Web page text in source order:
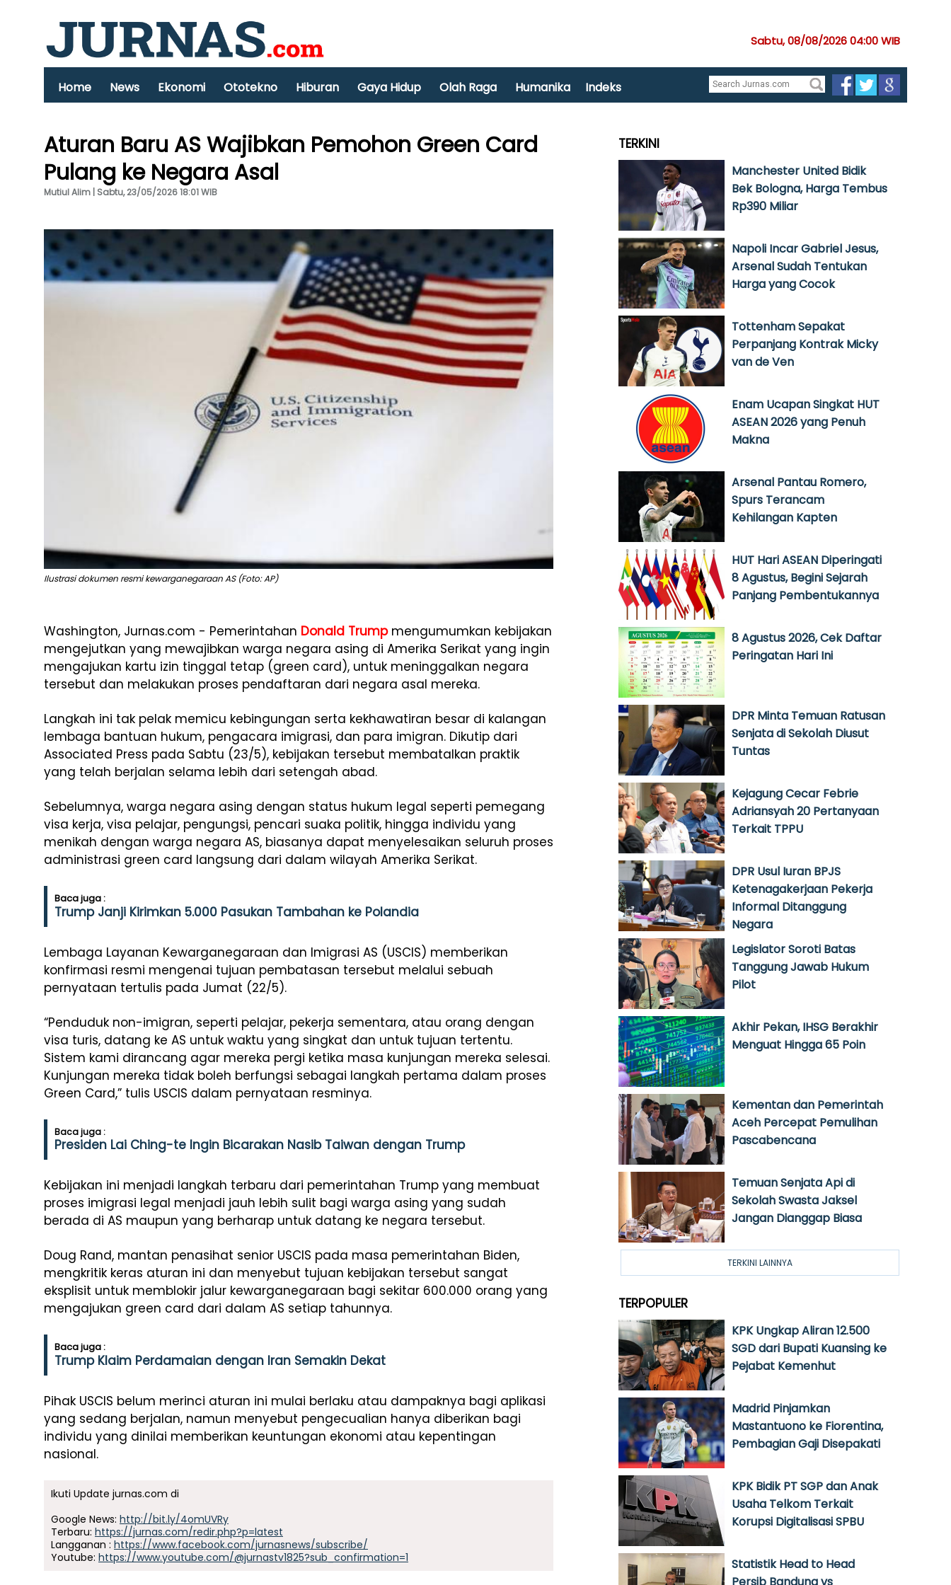
Sabtu, 08/08/2026 04:00 WIB
Home News Ekonomi Ototekno Hiburan Gaya Hidup Olah Raga Humanika Indeks
Aturan Baru AS Wajibkan Pemohon Green Card
Pulang ke Negara Asal
Mutiul Alim | Sabtu, 23/05/2026 18:01 WIB
Ilustrasi dokumen resmi kewarganegaraan AS (Foto: AP)
Washington, Jurnas.com - Pemerintahan Donald Trumpmengumumkan kebijakan
mengejutkan yang mewajibkan warga negara asing di Amerika Serikat yang ingin
mengajukan kartu izin tinggal tetap (green card), untuk meninggalkan negara
tersebut dan melakukan proses pendaftaran dari negara asal mereka.
Langkah ini tak pelak memicu kebingungan serta kekhawatiran besar di kalangan
lembaga bantuan hukum, pengacara imigrasi, dan para imigran. Dikutip dari
Associated Press pada Sabtu (23/5), kebijakan tersebut membatalkan praktik
yang telah berjalan selama lebih dari setengah abad.
Sebelumnya, warga negara asing dengan status hukum legal seperti pemegang
visa kerja, visa pelajar, pengungsi, pencari suaka politik, hingga individu yang
menikah dengan warga negara AS, biasanya dapat menyelesaikan seluruh proses
administrasi green card langsung dari dalam wilayah Amerika Serikat.
Baca juga :
Trump Janji Kirimkan 5.000 Pasukan Tambahan ke Polandia
Lembaga Layanan Kewarganegaraan dan Imigrasi AS (USCIS) memberikan
konfirmasi resmi mengenai tujuan pembatasan tersebut melalui sebuah
pernyataan tertulis pada Jumat (22/5).
“Penduduk non-imigran, seperti pelajar, pekerja sementara, atau orang dengan
visa turis, datang ke AS untuk waktu yang singkat dan untuk tujuan tertentu.
Sistem kami dirancang agar mereka pergi ketika masa kunjungan mereka selesai.
Kunjungan mereka tidak boleh berfungsi sebagai langkah pertama dalam proses
Green Card,” tulis USCIS dalam pernyataan resminya.
Baca juga :
Presiden Lai Ching-te Ingin Bicarakan Nasib Taiwan dengan Trump
Kebijakan ini menjadi langkah terbaru dari pemerintahan Trump yang membuat
proses imigrasi legal menjadi jauh lebih sulit bagi warga asing yang sudah
berada di AS maupun yang berharap untuk datang ke negara tersebut.
Doug Rand, mantan penasihat senior USCIS pada masa pemerintahan Biden,
mengkritik keras aturan ini dan menyebut tujuan kebijakan tersebut sangat
eksplisit untuk memblokir jalur kewarganegaraan bagi sekitar 600.000 orang yang
mengajukan green card dari dalam AS setiap tahunnya.
Baca juga :
Trump Klaim Perdamaian dengan Iran Semakin Dekat
Pihak USCIS belum merinci aturan ini mulai berlaku atau dampaknya bagi aplikasi
yang sedang berjalan, namun menyebut pengecualian hanya diberikan bagi
individu yang dinilai memberikan keuntungan ekonomi atau kepentingan
nasional.
Ikuti Update jurnas.com di
Google News: http://bit.ly/4omUVRy
Terbaru: https://jurnas.com/redir.php?p=latest
Langganan : https://www.facebook.com/jurnasnews/subscribe/
Youtube: https://www.youtube.com/@jurnastv1825?sub_confirmation=1
TERKINI
Manchester United Bidik
Bek Bologna, Harga Tembus
Rp390 Miliar
Napoli Incar Gabriel Jesus,
Arsenal Sudah Tentukan
Harga yang Cocok
Tottenham Sepakat
Perpanjang Kontrak Micky
van de Ven
Enam Ucapan Singkat HUT
ASEAN 2026 yang Penuh
Makna
Arsenal Pantau Romero,
Spurs Terancam
Kehilangan Kapten
HUT Hari ASEAN Diperingati
8 Agustus, Begini Sejarah
Panjang Pembentukannya
8 Agustus 2026, Cek Daftar
Peringatan Hari Ini
DPR Minta Temuan Ratusan
Senjata di Sekolah Diusut
Tuntas
Kejagung Cecar Febrie
Adriansyah 20 Pertanyaan
Terkait TPPU
DPR Usul Iuran BPJS
Ketenagakerjaan Pekerja
Informal Ditanggung
Negara
Legislator Soroti Batas
Tanggung Jawab Hukum
Pilot
Akhir Pekan, IHSG Berakhir
Menguat Hingga 65 Poin
Kementan dan Pemerintah
Aceh Percepat Pemulihan
Pascabencana
Temuan Senjata Api di
Sekolah Swasta Jaksel
Jangan Dianggap Biasa
TERKINI LAINNYA
TERPOPULER
KPK Ungkap Aliran 12.500
SGD dari Bupati Kuansing ke
Pejabat Kemenhut
Madrid Pinjamkan
Mastantuono ke Fiorentina,
Pembagian Gaji Disepakati
KPK Bidik PT SGP dan Anak
Usaha Telkom Terkait
Korupsi Digitalisasi SPBU
Statistik Head to Head